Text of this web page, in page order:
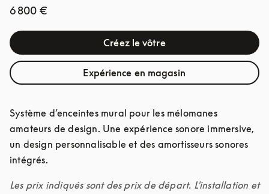
6 800 €
Créez le vôtre
Expérience en magasin
Système d’enceintes mural pour les mélomanes
amateurs de design. Une expérience sonore immersive,
un design personnalisable et des amortisseurs sonores
intégrés.
Les prix indiqués sont des prix de départ. L'installation et